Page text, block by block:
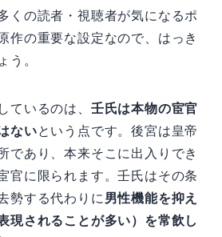
くの読者・視聴者が気になるポ
作の重要な設定なので、はっき
う。
ているのは、 壬氏は本物の宦官
ないという点です。後宮は皇帝
であり、本来そこに出入りでき
官に限られます。壬氏はその条
勢する代わりに 男性機能を抑え
現されることが多い）を常飲し